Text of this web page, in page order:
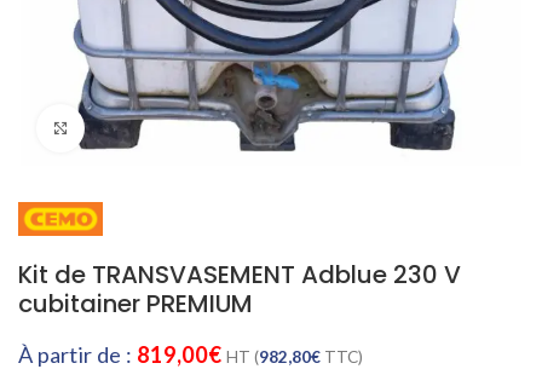
Cliquez pour agrandir
Kit de TRANSVASEMENT Adblue 230 V
cubitainer PREMIUM
À partir de : 819,00€ HT (982,80€ TTC)